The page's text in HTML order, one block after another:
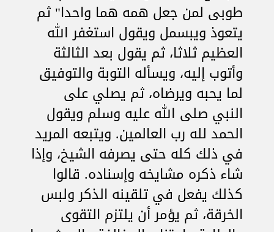
طوبى لمن جعل همه هما واحدا" ثم
يتعوذ ويبسمل ويقول استغفر الله
العظيم ثلاثا، ثم يقول بعد الثالثة
وأتوب إليه، ويسأله التوبة والتوفيق
لما يحبه ويرضاه، ثم يصلي على
النبي صلى الله عليه وسلم ويقول
الحمد لله رب العالمين. ويتبعه المريد
في ذلك كله حتى يصرفه الشيخ، وإذا
شاء ذكره مشايخه وإسناده. قالوا
كذلك يفعل في تلقينه الذكر ولبس
الخرقة، ثم يؤمر أن يلتزم التقوى